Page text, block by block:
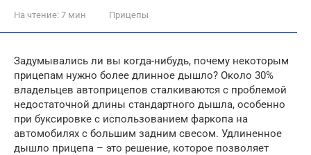
На чтение: 7 мин Прицепы
Задумывались ли вы когда-нибудь, почему некоторым
прицепам нужно более длинное дышло? Около 30%
владельцев автоприцепов сталкиваются с проблемой
недостаточной длины стандартного дышла, особенно
при буксировке с использованием фаркопа на
автомобилях с большим задним свесом. Удлиненное
дышло прицепа – это решение, которое позволяет